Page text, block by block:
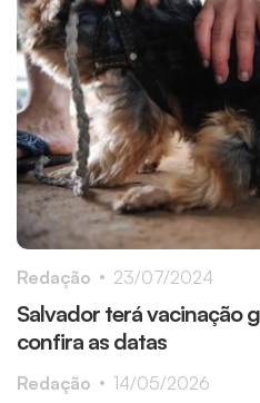
Salvador terá vacinação
confira as datas
Redação 23/07/2024
Redação 14/05/2026